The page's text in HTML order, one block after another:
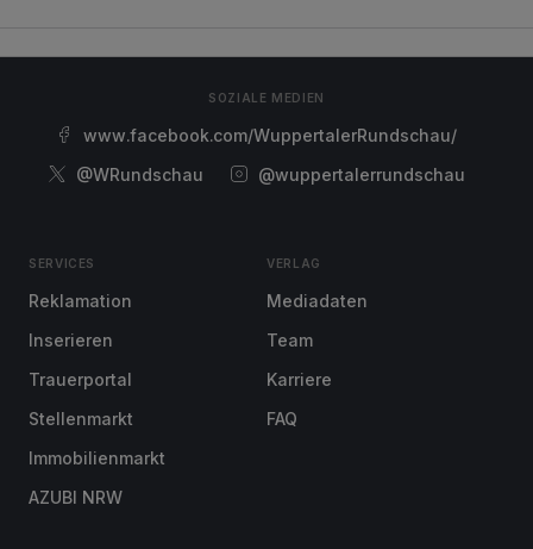
SOZIALE MEDIEN
www.facebook.com/WuppertalerRundschau/
@WRundschau
@wuppertalerrundschau
SERVICES
Reklamation
Inserieren
Trauerportal
Stellenmarkt
Immobilienmarkt
AZUBI NRW
VERLAG
Mediadaten
Team
Karriere
FAQ